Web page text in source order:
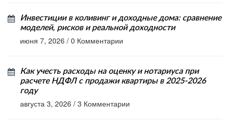
Инвестиции в коливинг и доходные дома: сравнение
моделей, рисков и реальной доходности
июня 7, 2026 / 0 Комментарии
Как учесть расходы на оценку и нотариуса при
расчете НДФЛ с продажи квартиры в 2025-2026
году
августа 3, 2026 / 3 Комментарии